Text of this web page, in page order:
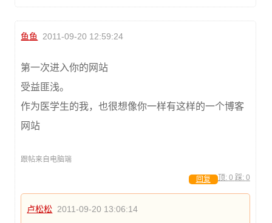
鱼鱼 2011-09-20 12:59:24
第一次进入你的网站
受益匪浅。
作为医学生的我，也很想像你一样有这样的一个博客
网站
跟帖来自电脑端
顶: 0 踩: 0
回复
卢松松 2011-09-20 13:06:14